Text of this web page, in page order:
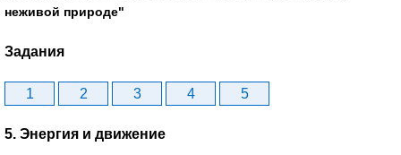
неживой природе"
Задания
1 2 3 4 5
5. Энергия и движение